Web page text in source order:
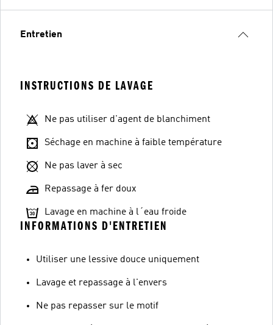
Entretien
INSTRUCTIONS DE LAVAGE
Ne pas utiliser d'agent de blanchiment
Séchage en machine à faible température
Ne pas laver à sec
Repassage à fer doux
Lavage en machine à l´eau froide
INFORMATIONS D'ENTRETIEN
Utiliser une lessive douce uniquement
Lavage et repassage à l'envers
Ne pas repasser sur le motif